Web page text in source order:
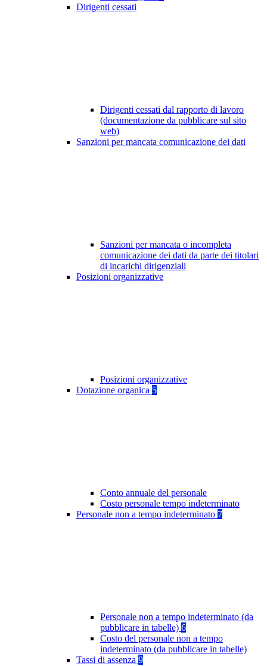
Dirigenti cessati
Dirigenti cessati dal rapporto di lavoro
(documentazione da pubblicare sul sito
web)
Sanzioni per mancata comunicazione dei dati
Sanzioni per mancata o incompleta
comunicazione dei dati da parte dei titolari
di incarichi dirigenziali
Posizioni organizzative
Posizioni organizzative
Dotazione organica 5
Conto annuale del personale
Costo personale tempo indeterminato
Personale non a tempo indeterminato 7
Personale non a tempo indeterminato (da
pubblicare in tabelle) 6
Costo del personale non a tempo
indeterminato (da pubblicare in tabelle)
Tassi di assenza 9